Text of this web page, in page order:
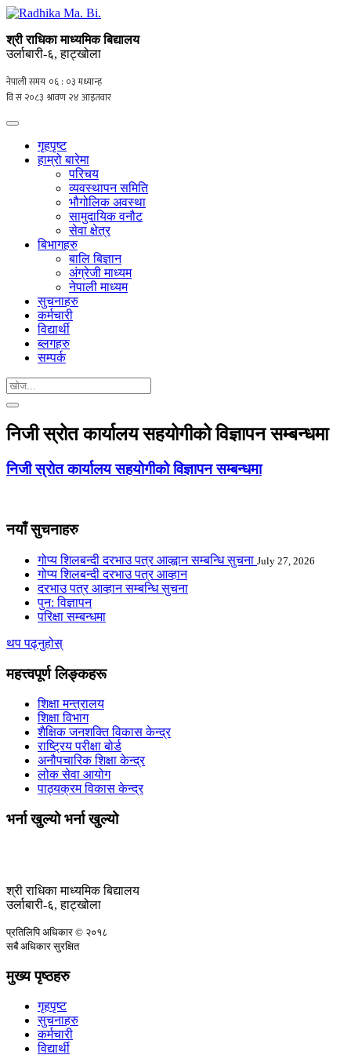
श्री राधिका माध्यमिक बिद्यालय
उर्लाबारी-६, हाट्खोला
गृहपृष्ट
हाम्रो बारेमा
परिचय
व्यवस्थापन समिति
भौगोलिक अवस्था
सामुदायिक वनौट
सेवा क्षेत्र
बिभागहरु
बालि बिज्ञान
अंग्रेजी माध्यम
नेपाली माध्यम
सुचनाहरु
कर्मचारी
विद्यार्थी
ब्लगहरु
सम्पर्क
निजी स्रोत कार्यालय सहयोगीको विज्ञापन सम्बन्धमा
निजी स्रोत कार्यालय सहयोगीको विज्ञापन सम्बन्धमा
नयाँ सुचनाहरु
गोप्य शिलबन्दी दरभाउ पत्र आव्ह्वान सम्बन्धि सुचना July 27, 2026
गोप्य शिलबन्दी दरभाउ पत्र आव्हान
दरभाउ पत्र आव्हान सम्बन्धि सुचना
पुन: विज्ञापन
परिक्षा सम्बन्धमा
थप पढ्नुहोस्
महत्त्वपूर्ण लिङ्कहरू
शिक्षा मन्त्रालय
शिक्षा विभाग
शैक्षिक जनशक्ति विकास केन्द्र
राष्ट्रिय परीक्षा बोर्ड
अनौपचारिक शिक्षा केन्द्र
लोक सेवा आयोग
पाठ्यक्रम विकास केन्द्र
भर्ना खुल्यो भर्ना खुल्यो
श्री राधिका माध्यमिक बिद्यालय
उर्लाबारी-६, हाट्खोला
प्रतिलिपि अधिकार © २०१८
सबै अधिकार सुरक्षित
मुख्य पृष्ठहरु
गृहपृष्ट
सुचनाहरु
कर्मचारी
विद्यार्थी